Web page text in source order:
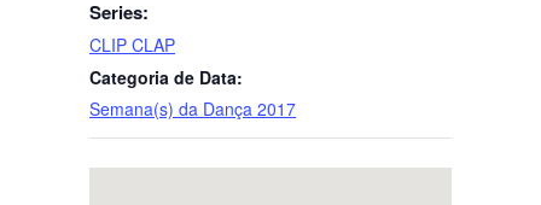
Series:
CLIP CLAP
Categoria de Data:
Semana(s) da Dança 2017